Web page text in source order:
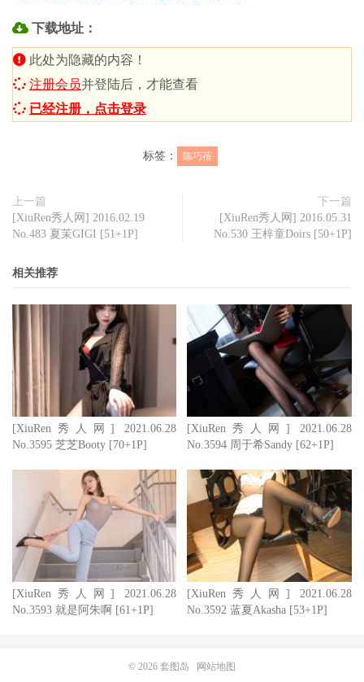
下载地址：
此处为隐藏的内容！
注册会员并登陆后，才能查看
已经注册，点击登录
标签： 陈巧蓓
上一篇
[XiuRen秀人网] 2016.02.19
No.483 夏茉GIGI [51+1P]
下一篇
[XiuRen秀人网] 2016.05.31
No.530 王梓童Doirs [50+1P]
相关推荐
[XiuRen秀人网] 2021.06.28
No.3595 芝芝Booty [70+1P]
[XiuRen秀人网] 2021.06.28
No.3594 周于希Sandy [62+1P]
[XiuRen秀人网] 2021.06.28
No.3593 就是阿朱啊 [61+1P]
[XiuRen秀人网] 2021.06.28
No.3592 蓝夏Akasha [53+1P]
© 2026 套图岛 网站地图